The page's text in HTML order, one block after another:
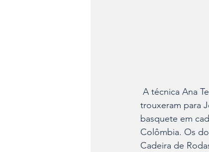
trouxeram para
basquete em
Colômbia. Os
Cadeira de